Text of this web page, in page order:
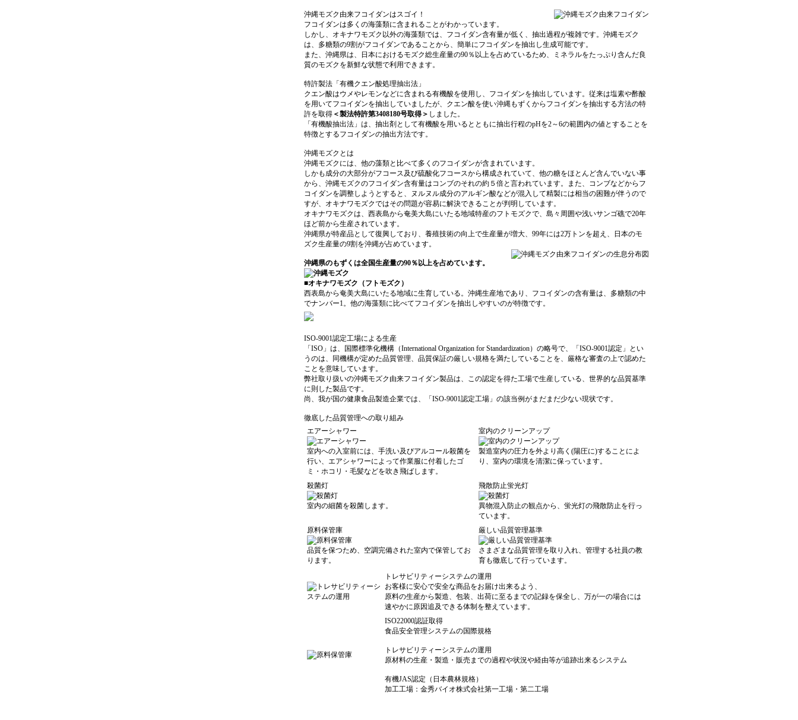
沖縄モズク由来フコイダンはスゴイ！
フコイダンは多くの海藻類に含まれることがわかっています。
しかし、オキナワモズク以外の海藻類では、フコイダン含有量が低く、抽出過程が複雑です。 沖縄モズク
は、多糖類の9割がフコイダンであることから、簡単にフコイダンを抽出し生成可能です。
また、沖縄県は、日本におけるモズク総生産量の90％以上を占めているため、
ミネラルをたっぷり含んだ良
質のモズクを新鮮な状態で利用できます。
特許製法「有機クエン酸処理抽出法」
クエン酸はウメやレモンなどに含まれる有機酸を使用し、フコイダンを抽出しています。従来は塩素や酢酸
を用いてフコイダンを抽出していましたが、クエン酸を使い沖縄もずくから フコイダンを抽出する方法の特
許を取得 ＜製法特許第3408180号取得＞ しました。
「有機酸抽出法」は、抽出剤として有機酸を用いるとともに抽出行程のpHを2～6の範囲内の値とすることを
特徴とするフコイダンの抽出方法です。
沖縄モズクとは
沖縄モズクには、他の藻類と比べて多くのフコイダンが含まれています。
しかも成分の大部分がフコース及び硫酸化フコースから構成されていて、他の糖をほとんど含んでいない事
から、沖縄モズクのフコイダン含有量はコンブのそれの約５倍と言われています。また、コンブなどからフ
コイダンを調整しようとすると、ヌルヌル成分のアルギン酸などが混入して精製には相当の困難が伴うので
すが、オキナワモズクではその問題が容易に解決できることが判明しています。
オキナワモズクは、西表島から奄美大島にいたる地域特産のフトモズクで、島々周囲や浅いサンゴ礁で20年
ほど前から生産されています。
沖縄県が特産品として復興しており、養殖技術の向上で生産量が増大、99年には2万トンを超え、日本のモ
ズク生産量の9割を沖縄が占めています。
沖縄県のもずくは全国生産量の90％以上を占めています。
■オキナワモズク（フトモズク）
西表島から奄美大島にいたる地域に生育している。沖縄生産地であり、フコイダンの含有量は、多糖類の中
でナンバー1。他の海藻類に比べてフコイダンを抽出しやすいのが特徴です。
ISO-9001認定工場による生産
「ISO」は、国際標準化機構（International Organization for Standardization）の略号で、「ISO-9001認定」とい
うのは、同機構が定めた品質管理、品質保証の厳しい規格を満たしていることを、厳格な審査の上で認めた
ことを意味しています。
弊社取り扱いの沖縄モズク由来フコイダン製品は、この認定を得た工場で生産している、世界的な品質基準
に則した製品です。
尚、我が国の健康食品製造企業では、「ISO-9001認定工場」の該当例がまだまだ少ない現状です。
徹底した品質管理への取り組み
エアーシャワー
室内への入室前には、手洗い及びアルコール殺菌を
行い、エアシャワーによって作業服に付着したゴ
ミ・ホコリ・毛髪などを吹き飛ばします。
室内のクリーンアップ
製造室内の圧力を外より高く(陽圧に)することによ
り、室内の環境を清潔に保っています。
殺菌灯
室内の細菌を殺菌します。
飛散防止蛍光灯
異物混入防止の観点から、蛍光灯の飛散防止を行っ
ています。
原料保管庫
品質を保つため、空調完備された室内で保管してお
ります。
厳しい品質管理基準
さまざまな品質管理を取り入れ、管理する社員の教
育も徹底して行っています。
トレサビリティーシステムの運用
お客様に安心で安全な商品をお届け出来るよう、
原料の生産から製造、包装、出荷に至るまでの記録を保全し、万が一の場合には
速やかに原因追及できる体制を整えています。
ISO22000認証取得
食品安全管理システムの国際規格
トレサビリティーシステムの運用
原材料の生産・製造・販売までの過程や状況や経由等が追跡出来るシステム
有機JAS認定（日本農林規格）
加工工場：金秀バイオ株式会社第一工場・第二工場